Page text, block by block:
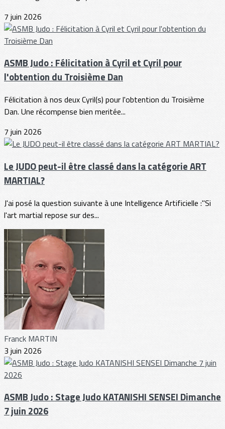
7 juin 2026
ASMB Judo : Félicitation à Cyril et Cyril pour
l'obtention du Troisième Dan
Félicitation à nos deux Cyril(s) pour l'obtention du Troisième
Dan. Une récompense bien meritée...
7 juin 2026
Le JUDO peut-il être classé dans la catégorie ART
MARTIAL?
J'ai posé la question suivante à une Intelligence Artificielle :"Si
l'art martial repose sur des...
Franck MARTIN
3 juin 2026
ASMB Judo : Stage Judo KATANISHI SENSEI Dimanche
7 juin 2026